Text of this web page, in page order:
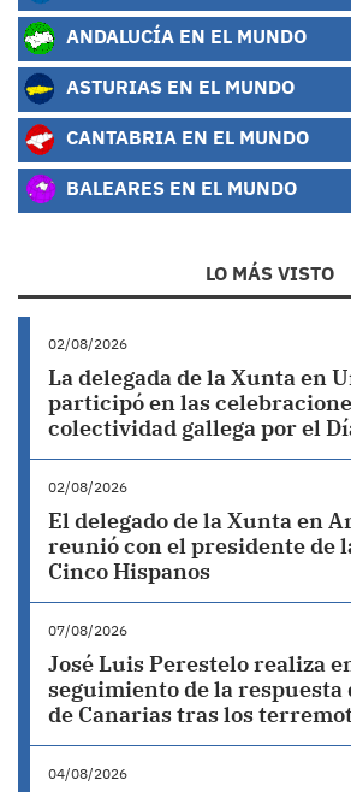
ANDALUCÍA EN EL MUNDO
ASTURIAS EN EL MUNDO
CANTABRIA EN EL MUNDO
BALEARES EN EL MUNDO
LO MÁS VISTO
02/08/2026
La delegada de la Xunta en
participó en las
colectividad gallega por el
02/08/2026
El delegado de la Xunta en
reunió con el presidente de
Cinco Hispanos
07/08/2026
José Luis Perestelo realiza
seguimiento de la respuesta
de Canarias tras los
04/08/2026